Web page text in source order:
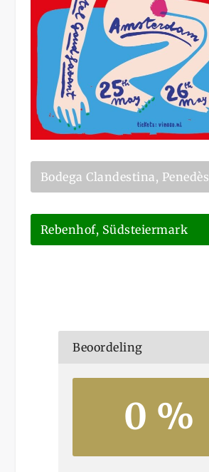
Bodega Clandestina, Penedès
Rebenhof, Südsteiermark
Beoordeling
0 %